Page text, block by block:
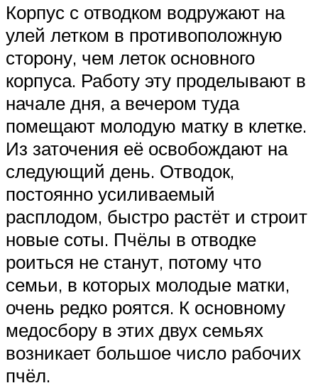
Корпус с отводком водружают на
улей летком в противоположную
сторону, чем леток основного
корпуса. Работу эту проделывают в
начале дня, а вечером туда
помещают молодую матку в клетке.
Из заточения её освобождают на
следующий день. Отводок,
постоянно усиливаемый
расплодом, быстро растёт и строит
новые соты. Пчёлы в отводке
роиться не станут, потому что
семьи, в которых молодые матки,
очень редко роятся. К основному
медосбору в этих двух семьях
возникает большое число рабочих
пчёл.